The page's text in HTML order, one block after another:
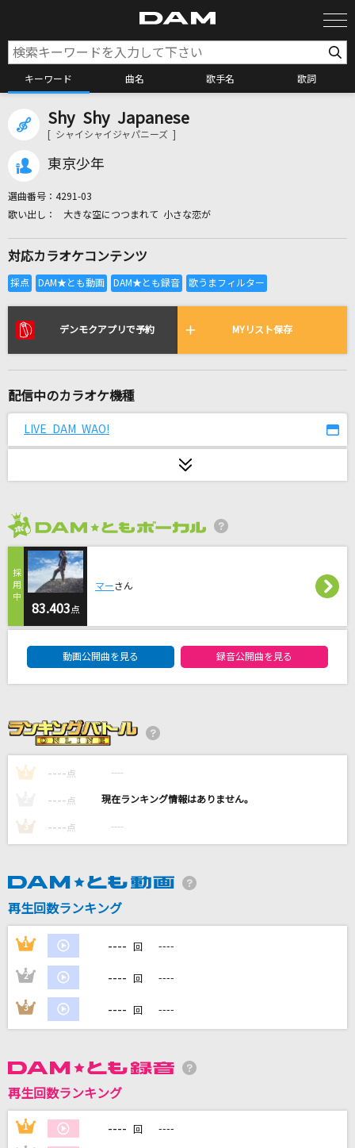
キーワード 曲名 歌手名 歌詞
カラオケ検索
全国りれき
リアルタイムで歌われている曲の一覧
イチブトゼンブ
僕といた方がいいんじゃない
ちゃんみな
[生音]ひまわりの約束
Love Story
安室奈美恵
君の思い描いた夢 集メル HEAVEN
GARNET CROW
YUME日和(ドラえもんアニメバージョン)
島谷ひとみ
[生音]もう逢えないかもしれない
[生音]恋の終わりの名古屋にひとり
水森かおり
DAMの新曲・ランキングなど
DAMに会員登録・ログインして
カラオケをもっと楽しもう！
Shy Shy Japanese
[ シャイシャイジャパニーズ ]
東京少年
選曲番号： 4291-03
大きな空につつまれて 小さな恋が
対応カラオケコンテンツ
デンモクアプリで予約 MYリスト保存
配信中のカラオケ機種
LIVE DAM WAO!
83.403点
マーさん
動画公開曲を見る 録音公開曲を見る
1 ---- 点 ----
---- 点 ----
3 ---- 点 ----
再生回数ランキング
1 ---- 回 ----
2 ---- 回 ----
3 ---- 回 ----
再生回数ランキング
1 ---- 回 ----